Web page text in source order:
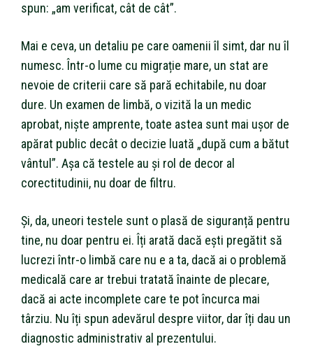
spun: „am verificat, cât de cât”.
Mai e ceva, un detaliu pe care oamenii îl simt, dar nu îl
numesc. Într-o lume cu migrație mare, un stat are
nevoie de criterii care să pară echitabile, nu doar
dure. Un examen de limbă, o vizită la un medic
aprobat, niște amprente, toate astea sunt mai ușor de
apărat public decât o decizie luată „după cum a bătut
vântul”. Așa că testele au și rol de decor al
corectitudinii, nu doar de filtru.
Și, da, uneori testele sunt o plasă de siguranță pentru
tine, nu doar pentru ei. Îți arată dacă ești pregătit să
lucrezi într-o limbă care nu e a ta, dacă ai o problemă
medicală care ar trebui tratată înainte de plecare,
dacă ai acte incomplete care te pot încurca mai
târziu. Nu îți spun adevărul despre viitor, dar îți dau un
diagnostic administrativ al prezentului.